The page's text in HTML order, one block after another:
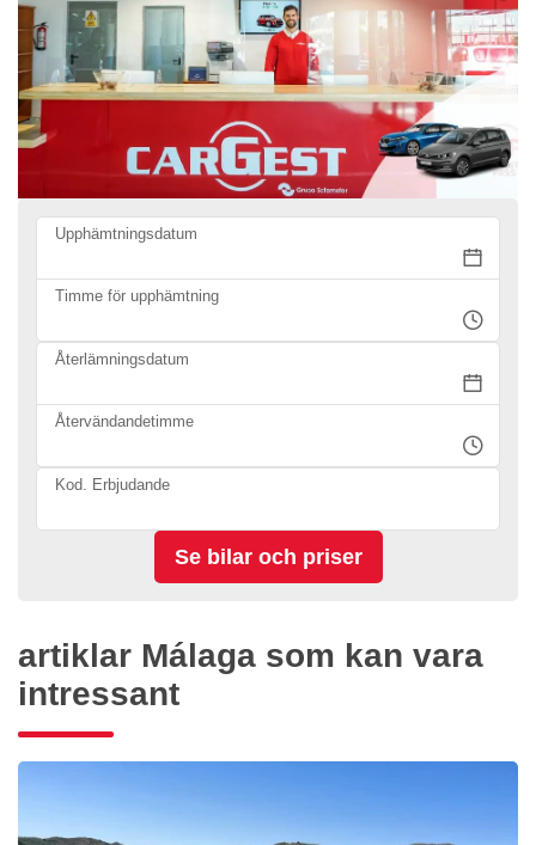
Upphämtningsdatum
Timme för upphämtning
Återlämningsdatum
Återvändandetimme
Kod. Erbjudande
artiklar Málaga som kan vara
intressant